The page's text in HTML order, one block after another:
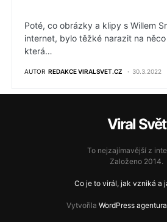
Poté, co obrázky a klipy s Willem
internet, bylo těžké narazit na
která…
AUTOR REDAKCE VIRALSVET.CZ 30.3.2022
Viral Svět
To nejzajímavější z
Založeno 2014.
Co je to virál, jak vzniká a
Vytvořila WordPress